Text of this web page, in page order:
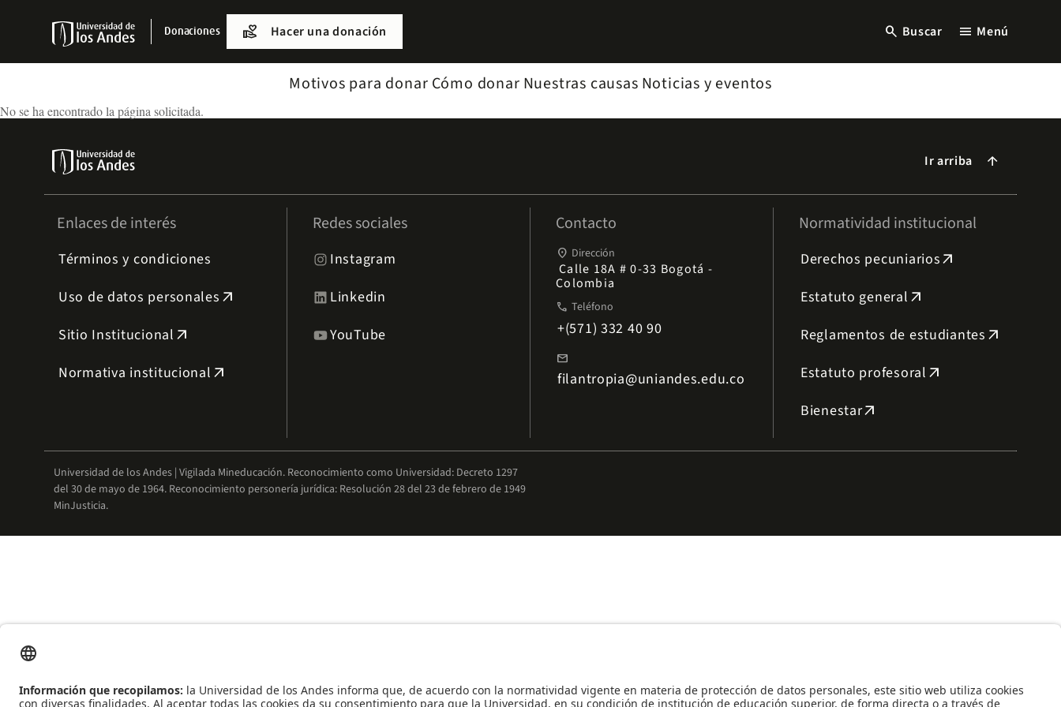
Donaciones Volunteer_Activism Hacer una donación search Buscar menu Menú
Motivos para donar Cómo donar Nuestras causas Noticias y eventos
No se ha encontrado la página solicitada.
Ir arriba arrow_forward
Enlaces de interés
Términos y condiciones
Uso de datos personales arrow_outward
Sitio Institucional arrow_outward
Normativa institucional arrow_outward
Redes sociales
Instagram
Linkedin
YouTube
Contacto
place Dirección
Calle 18A # 0-33 Bogotá -
Colombia
phone Teléfono
+(571) 332 40 90
mail
filantropia@uniandes.edu.co
Normatividad institucional
Derechos pecuniariosarrow_outward
Estatuto general arrow_outward
Reglamentos de estudiantes arrow_outward
Estatuto profesoral arrow_outward
Bienestararrow_outward
Universidad de los Andes | Vigilada Mineducación. Reconocimiento como Universidad: Decreto 1297
del 30 de mayo de 1964. Reconocimiento personería jurídica: Resolución 28 del 23 de febrero de 1949
MinJusticia.